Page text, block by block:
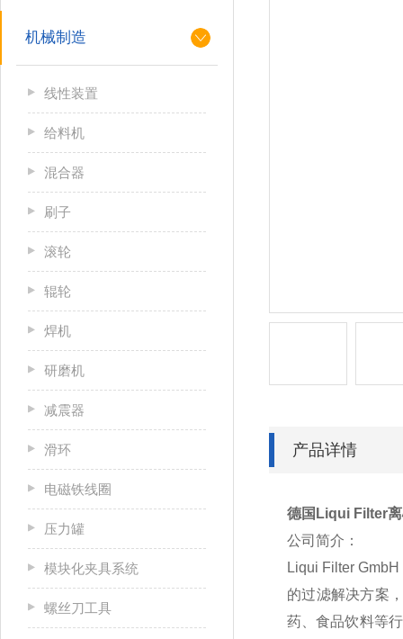
机械制造
线性装置
给料机
混合器
刷子
滚轮
辊轮
焊机
研磨机
减震器
滑环
电磁铁线圈
压力罐
模块化夹具系统
螺丝刀工具
产品详情
德国Liqui Filter
公司简介：
Liqui Filter
的过滤解决方案
药、食品饮料等